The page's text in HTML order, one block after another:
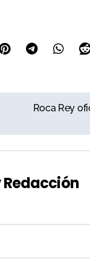
Roca Rey
Redacción